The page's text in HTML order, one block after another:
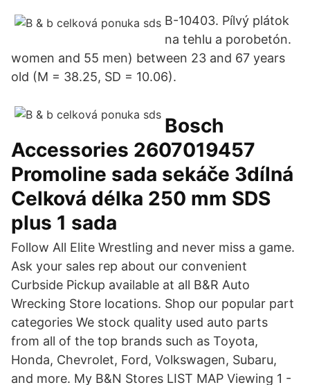
B-10403. Pílvý plátok
na tehlu a porobetón.
women and 55 men) between 23 and 67 years
old (M = 38.25, SD = 10.06).
Bosch
Accessories 2607019457
Promoline sada sekáče 3dílná
Celková délka 250 mm SDS
plus 1 sada
Follow All Elite Wrestling and never miss a game.
Ask your sales rep about our convenient
Curbside Pickup available at all B&R Auto
Wrecking Store locations. Shop our popular part
categories We stock quality used auto parts
from all of the top brands such as Toyota,
Honda, Chevrolet, Ford, Volkswagen, Subaru,
and more. My B&N Stores LIST MAP Viewing 1 -